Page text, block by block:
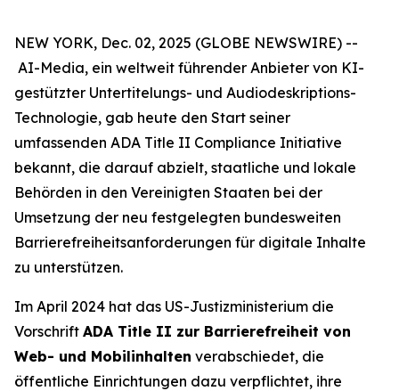
NEW YORK, Dec. 02, 2025 (GLOBE NEWSWIRE) --
AI-Media, ein weltweit führender Anbieter von KI-
gestützter Untertitelungs- und Audiodeskriptions-
Technologie, gab heute den Start seiner
umfassenden ADA Title II Compliance Initiative
bekannt, die darauf abzielt, staatliche und lokale
Behörden in den Vereinigten Staaten bei der
Umsetzung der neu festgelegten bundesweiten
Barrierefreiheitsanforderungen für digitale Inhalte
zu unterstützen.
Im April 2024 hat das US-Justizministerium die
Vorschrift ADA Title II zur Barrierefreiheit von
Web- und Mobilinhalten verabschiedet, die
öffentliche Einrichtungen dazu verpflichtet, ihre